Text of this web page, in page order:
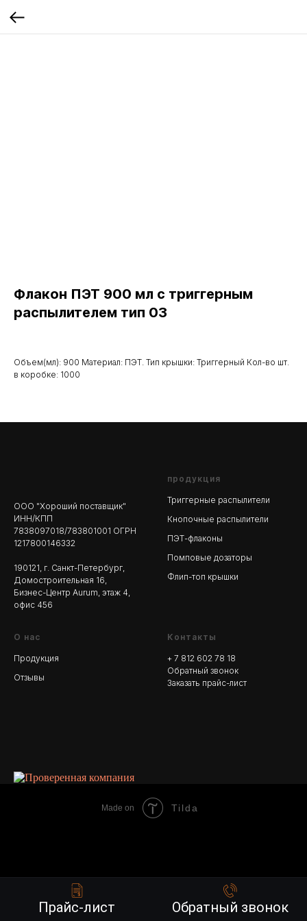
Флакон ПЭТ 900 мл с триггерным
распылителем тип 03
Объем(мл): 900 Материал: ПЭТ. Тип крышки: Триггерный Кол-во шт.
в коробке: 1000
ООО "Хороший поставщик"
ИНН/КПП
7838097018/783801001 ОГРН
1217800146332
190121, г. Санкт-Петербург,
Домостроительная 16,
Бизнес-Центр Aurum, этаж 4,
офис 456
продукция
Триггерные распылители
Кнопочные распылители
ПЭТ-флаконы
Помповые дозаторы
Флип-топ крышки
О нас
Продукция
Отзывы
Контакты
+ 7 812 602 78 18
Обратный звонок
Заказать прайс-лист
Прайс-лист Обратный звонок
Прайс-лист Обратный звонок
Made on Tilda